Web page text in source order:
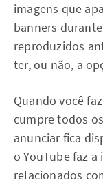
imagens que
banners
reproduzidos
ter, ou não, a
Quando você
cumpre todos
anunciar fica
o YouTube faz
relacionados